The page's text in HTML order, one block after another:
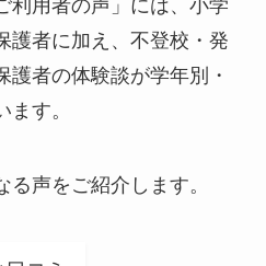
利用者の声」には、小学
護者に加え、不登校・発
者の体験談が学年別・
す。
声をご紹介します。